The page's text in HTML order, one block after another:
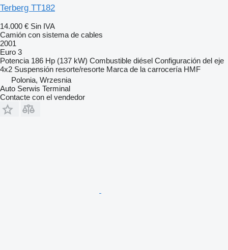
Terberg TT182
14.000 € Sin IVA
Camión con sistema de cables
2001
Euro 3
Potencia 186 Hp (137 kW) Combustible diésel Configuración del eje
4x2 Suspensión resorte/resorte Marca de la carrocería HMF
Polonia, Wrzesnia
Auto Serwis Terminal
Contacte con el vendedor